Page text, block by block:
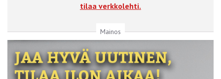
tilaa verkkolehti.
Mainos